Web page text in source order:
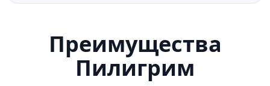
Преимущества
Пилигрим